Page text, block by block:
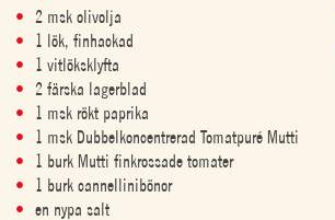
2 msk olivolja
1 lök, finhackad
1 vitlöksklyfta
2 färska lagerblad
1 msk rökt paprika
1 msk Dubbelkoncentrerad Tomatpuré Mutti
1 burk Mutti finkrossade tomater
1 burk cannellinibönor
en nypa salt